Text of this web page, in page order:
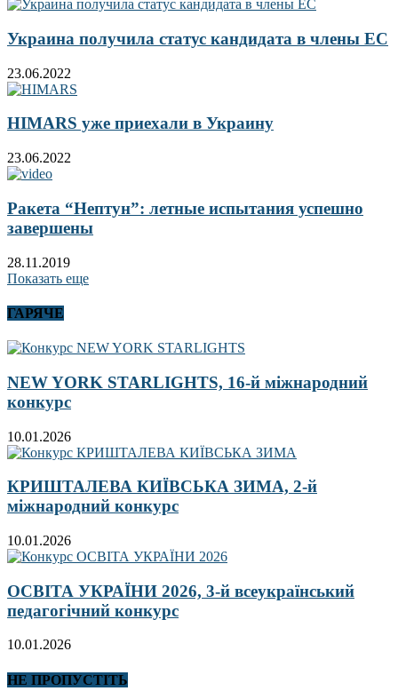
Украина получила статус кандидата в члены ЕС
23.06.2022
HIMARS уже приехали в Украину
23.06.2022
Ракета “Нептун”: летные испытания успешно
завершены
28.11.2019
Показать еще
ГАРЯЧЕ
NEW YORK STARLIGHTS, 16-й міжнародний
конкурс
10.01.2026
КРИШТАЛЕВА КИЇВСЬКА ЗИМА, 2-й
міжнародний конкурс
10.01.2026
ОСВІТА УКРАЇНИ 2026, 3-й всеукраїнський
педагогічний конкурс
10.01.2026
НЕ ПРОПУСТІТЬ